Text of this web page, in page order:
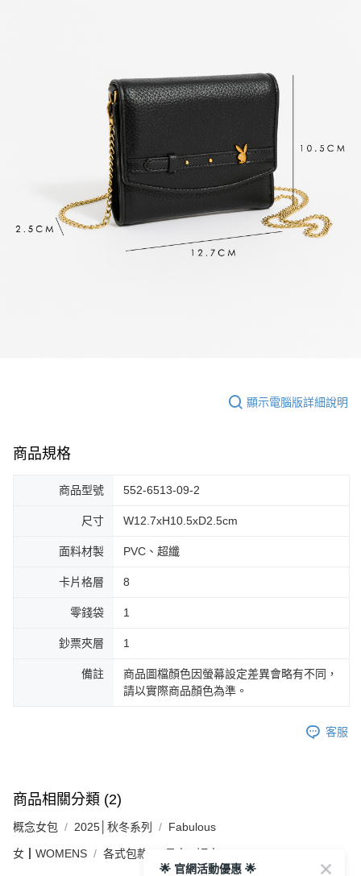
顯示電腦版詳細說明
商品規格
商品型號 552-6513-09-2
尺寸 W12.7xH10.5xD2.5cm
面料材製 PVC、超纖
卡片格層 8
零錢袋 1
鈔票夾層 1
備註
商品圖檔顏色因螢幕設定差異會略有不同，
請以實際商品顏色為準。
客服
商品相關分類 (2)
概念女包 2025│秋冬系列 Fabulous
女┃WOMENS 各式包款 長夾 / 短夾
🌟 官網活動優惠 🌟